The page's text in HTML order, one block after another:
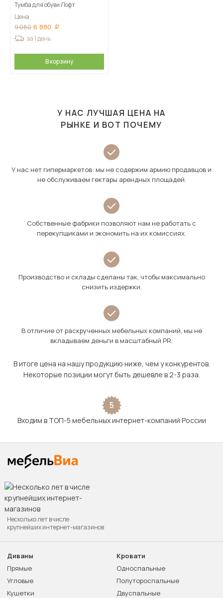
Тумба для обуви Лофт
Цена
9 080 6 880
за 1 день
В корзину
У НАС ЛУЧШАЯ ЦЕНА НА
РЫНКЕ И ВОТ ПОЧЕМУ
У нас нет гипермаркетов: мы не содержим армию продавцов и
не обслуживаем гектары арендных площадей.
Собственные фабрики позволяют нам не работать с
перекупщиками и экономить на их комиссиях.
Производство и склады сделаны так, чтобы максимально
снизить издержки.
В отличие от раскрученных мебельных компаний, мы не
вкладываем деньги в масштабный PR.
В итоге цена на нашу продукцию ниже, чем у конкурентов.
Некоторые позиции могут быть дешевле в 2-3 раза.
5
Входим в ТОП-5 мебельных интернет-компаний России
Несколько лет в числе
крупнейших интернет-магазинов
Диваны
Прямые
Угловые
Кушетки
Кровати
Односпальные
Полутороспальные
Двуспальные